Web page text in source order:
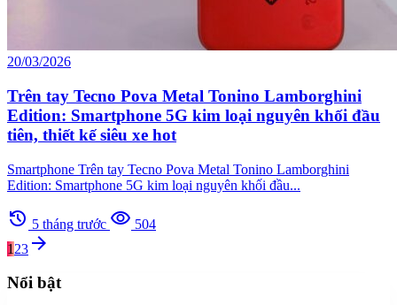
20/03/2026
Trên tay Tecno Pova Metal Tonino Lamborghini
Edition: Smartphone 5G kim loại nguyên khối đầu
tiên, thiết kế siêu xe hot
Smartphone Trên tay Tecno Pova Metal Tonino Lamborghini
Edition: Smartphone 5G kim loại nguyên khối đầu...
history 5 tháng trước visibility 504
1 23 arrow_forward
Nổi bật